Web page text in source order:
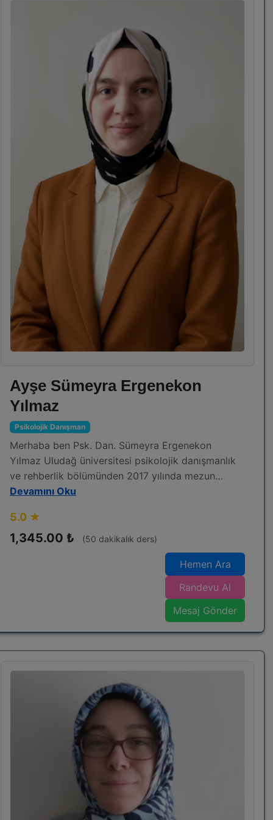
Ayşe Sümeyra Ergenekon
Yılmaz
Psikolojik Danışman
Merhaba ben Psk. Dan. Sümeyra Ergenekon
Yılmaz Uludağ üniversitesi psikolojik danışmanlık
ve rehberlik bölümünden 2017 yılında mezun
oldum .Evliyim ve bir çocuğum var.
Çalışma alanlarım:
Moxo dikkat testi uygulaması ve yorumlaması
Öfke kontrolü
Çocuklar da mahremiyet ve cinsel eğitim
Öğrenme güçlüğü, disleksi, okuma güçlüğü
Çocuklarda rehberlik danışmanlığı
Akran zorbalığı ve sınırlar
Bilinçli teknoloji kullanımı
Sınav Grubu/ Sınava Hazırlık Öğrencileri İçin:
Verimli ders çalışma
Devamını Oku
5.0 ★
1,345.00 ₺ (50 dakikalık ders)
Hemen Ara
Randevu Al
Mesaj Gönder